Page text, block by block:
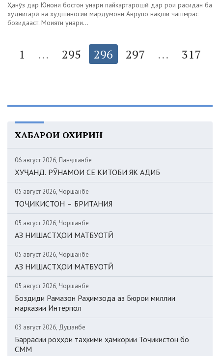
Ҳанӯз дар Юнони бостон ҳунари пайкартарошӣ дар роҳи расидан ба
худнигарӣ ва худшиносии мардумони Аврупо нақши чашмрас
бозидааст. Моҳияти ҳунари...
1 ... 295 296 297 ... 317
ХАБАРҲОИ ОХИРИН
06 август 2026, Панҷшанбе
ХУҶАНД. РӮНАМОИ СЕ КИТОБИ ЯК АДИБ
05 август 2026, Чоршанбе
ТОҶИКИСТОН – БРИТАНИЯ
05 август 2026, Чоршанбе
АЗ НИШАСТҲОИ МАТБУОТӢ
05 август 2026, Чоршанбе
АЗ НИШАСТҲОИ МАТБУОТӢ
05 август 2026, Чоршанбе
Боздиди Рамазон Раҳимзода аз Бюрои миллии
марказии Интерпол
03 август 2026, Душанбе
Баррасии роҳҳои таҳкими ҳамкории Тоҷикистон бо
СММ